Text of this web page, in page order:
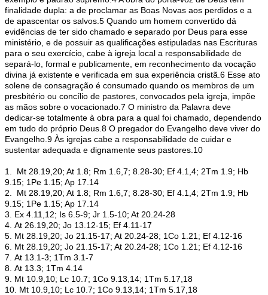
finalidade dupla: a de proclamar as Boas Novas aos perdidos e a
de apascentar os salvos.5 Quando um homem convertido dá
evidências de ter sido chamado e separado por Deus para esse
ministério, e de possuir as qualificações estipuladas nas Escrituras
para o seu exercício, cabe à igreja local a responsabilidade de
separá-lo, formal e publicamente, em reconhecimento da vocação
divina já existente e verificada em sua experiência cristã.6 Esse ato
solene de consagração é consumado quando os membros de um
presbitério ou concílio de pastores, convocados pela igreja, impõe
as mãos sobre o vocacionado.7 O ministro da Palavra deve
dedicar-se totalmente à obra para a qual foi chamado, dependendo
em tudo do próprio Deus.8 O pregador do Evangelho deve viver do
Evangelho.9 Às igrejas cabe a responsabilidade de cuidar e
sustentar adequada e dignamente seus pastores.10
1. Mt 28.19,20; At 1.8; Rm 1.6,7; 8.28-30; Ef 4.1,4; 2Tm 1.9; Hb
9.15; 1Pe 1.15; Ap 17.14
2. Mt 28.19,20; At 1.8; Rm 1.6,7; 8.28-30; Ef 4.1,4; 2Tm 1.9; Hb
9.15; 1Pe 1.15; Ap 17.14
3. Ex 4.11,12; Is 6.5-9; Jr 1.5-10; At 20.24-28
4. At 26.19,20; Jo 13.12-15; Ef 4.11-17
5. Mt 28.19,20; Jo 21.15-17; At 20.24-28; 1Co 1.21; Ef 4.12-16
6. Mt 28.19,20; Jo 21.15-17; At 20.24-28; 1Co 1.21; Ef 4.12-16
7. At 13.1-3; 1Tm 3.1-7
8. At 13.3; 1Tm 4.14
9. Mt 10.9,10; Lc 10.7; 1Co 9.13,14; 1Tm 5.17,18
10. Mt 10.9,10; Lc 10.7; 1Co 9.13,14; 1Tm 5.17,18